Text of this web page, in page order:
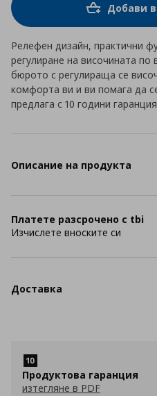
Добави
Релефен дизайн, практични
регулиране на височината по
бюрото с регулираща се
комфорта ви и ви помага да
предлага с 10 години
Описание на продукта
Платете разсрочено с tbi
Изчислете вноските си
Доставка
Продуктова гаранция
изтегляне в PDF